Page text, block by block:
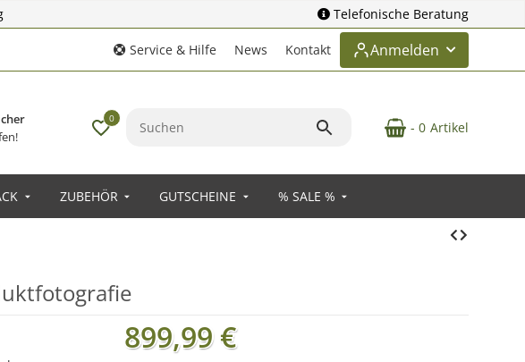
Telefonische Beratung
Service & Hilfe News Kontakt Anmelden
0
- 0 Artikel
ZUBEHÖR GUTSCHEINE % SALE %
899,99 €